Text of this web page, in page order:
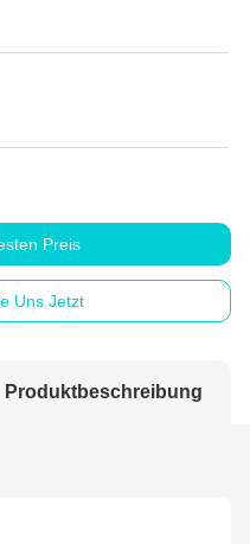
Preis
Uns Jetzt
Produktbeschreibung